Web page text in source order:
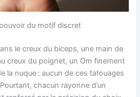
du motif discret
le creux du biceps, une main de
creux du poignet, un Om finement
la nuque : aucun de ces tatouages
chacun rayonne d’un